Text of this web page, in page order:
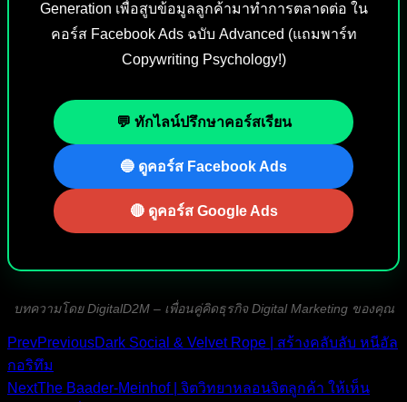
Generation เพื่อสูบข้อมูลลูกค้ามาทำการตลาดต่อ ใน
คอร์ส Facebook Ads ฉบับ Advanced (แถมพาร์ท
Copywriting Psychology!)
💬 ทักไลน์ปรึกษาคอร์สเรียน
🔵 ดูคอร์ส Facebook Ads
🔴 ดูคอร์ส Google Ads
บทความโดย DigitalD2M – เพื่อนคู่คิดธุรกิจ Digital Marketing ของคุณ
PrevPreviousDark Social & Velvet Rope | สร้างคลับลับ หนีอัล
กอริทึม
NextThe Baader-Meinhof | จิตวิทยาหลอนจิตลูกค้า ให้เห็น